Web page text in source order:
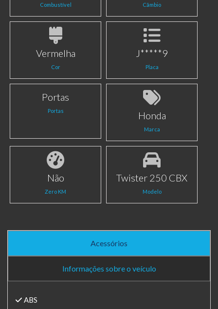
Combustível Câmbio
Vermelha
Cor
J*****9
Placa
Portas
Portas Honda
Marca
Não
Zero KM
Twister 250 CBX
Modelo
Acessórios
Informações sobre o veículo
ABS